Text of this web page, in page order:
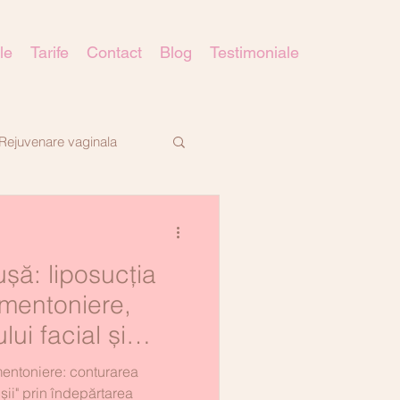
Tarife Contact Blog Testimoniale
Rejuvenare vaginala
liposucția
facial și
conturarea
prin îndepărtarea